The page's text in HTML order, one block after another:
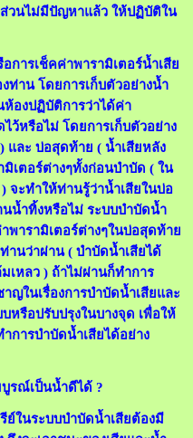
วนไม่มีปัญหาแล้ว ให้ปฏิบัติใน
ารเช็คค่าพารามิเตอร์น้ำเสีย
ท่าน โดยการเก็บตัวอย่างน้ำ
ห้องปฏิบัติการว่าได้ค่า
ว้หรือไม่ โดยการเก็บตัวอย่าง
และ บ่อสุดท้าย ( น้ำเสียหลัง
เตอร์ต่างๆทั้งก่อนบำบัด ( ใน
จะทำให้ท่านรู้ว่าน้ำเสียในบ่อ
น้ำทิ้งหรือไม่ ระบบบำบัดน้ำ
พารามิเตอร์ต่างๆในบ่อสุดท้าย
านว่าผ่าน ( บำบัดน้ำเสียได้
เหลว ) ถ้าไม่ผ่านก็ทำการ
ญในเรื่องการบำบัดน้ำเสียและ
หรือปรับปรุงในบางจุด เพื่อให้
การบำบัดน้ำเสียได้อย่าง
บูรณ์เป็นน้ำดีได้ ?
ในระบบบำบัดน้ำเสียต้องมี